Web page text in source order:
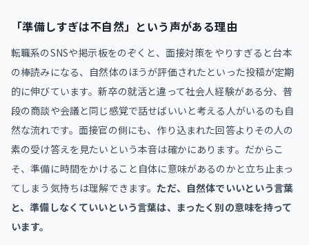
「準備しすぎは不自然」という声がある理由
転職系のSNSや掲示板をのぞくと、面接対策をやりすぎると台本
の棒読みになる、自然体のほうが評価されたといった投稿が定期
的に伸びています。新卒の就活と違って社会人経験がある分、普
段の商談や会議と同じ感覚で話せばいいと考える人がいるのも自
然な流れです。面接官の側にも、作り込まれた回答よりその人の
素の受け答えを見たいという本音は確かにあります。だからこ
そ、準備に時間をかけること自体に意味があるのかと立ち止まっ
てしまう気持ちは理解できます。 ただ、自然体でいいという言葉
と、準備しなくていいという言葉は、まったく別の意味を持って
います。